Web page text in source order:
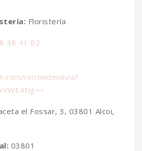
Floristería
48 41 02
rincondeolivia?
el Fossar, 3, 03801 Alcoi,
03801